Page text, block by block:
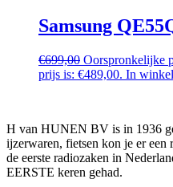
Samsung
€699,00 Oorspronkelijke
prijs is: €489,00. In
H van HUNEN BV is in 1936
ijzerwaren, fietsen kon je er een
de eerste radiozaken in
EERSTE keren gehad.